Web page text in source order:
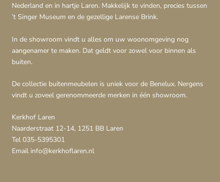
Nederland en in hartje Laren. Makkelijk te vinden, precies tussen
’t Singer Museum en de gezellige Larense Brink.
In de showroom vindt u alles om uw woonomgeving nog
aangenamer te maken. Dat geldt voor zowel voor binnen als
buiten.
De collectie buitenmeubelen is uniek voor de Benelux. Nergens
vindt u zoveel gerenommeerde merken in één showroom.
Kerkhof Laren
Naarderstraat 12-14, 1251 BB Laren
Tel 035-5395301
Email info@kerkhoflaren.nl